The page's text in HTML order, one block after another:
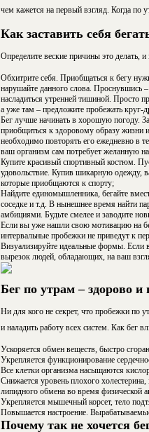
чем кажется на первый взгляд. Когда по
Как заставить себя
Определите веские причины это делать,
Обхитрите себя. Приобщаться к бегу
нарушайте данного слова. Проснувшись
насладиться утренней тишиной. Просто
а уже там – предложите пробежать круг-
Бег лучше начинать в хорошую погоду.
приобщиться к здоровому образу жизни
необходимо повторять его ежедневно в
ваш организм сам потребует желанную
Купите красивый спортивный костюм.
удовольствие. Купив шикарную одежду,
которые приобщаются к спорту;
Найдите единомышленника, бегайте
соседке и т.д. В нынешнее время найти
амбициями. Будьте смелее и заводите
Если вы уже нашли свою мотивацию на
интервальные пробежки не приведут к
Визуализируйте идеальные формы. Если
вырезок людей, обладающих, на ваш
Бег по утрам – здорово и
Ни для кого не секрет, что пробежки по
и наладить работу всех систем. Как бег
Ускоряется обмен веществ, быстро
Укрепляется функционирование
Все клетки организма насыщаются
Снижается уровень плохого
липидного обмена во время физической
Укрепляется мышечный корсет, тело
Повышается настроение.
Почему так не хочется